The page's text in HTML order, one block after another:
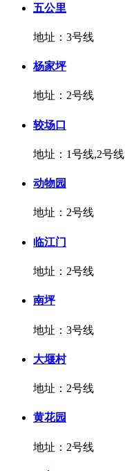
五公里
地址：3号线
杨家坪
地址：2号线
较场口
地址：1号线,2号线
动物园
地址：2号线
临江门
地址：2号线
南坪
地址：3号线
大堰村
地址：2号线
黄花园
地址：2号线